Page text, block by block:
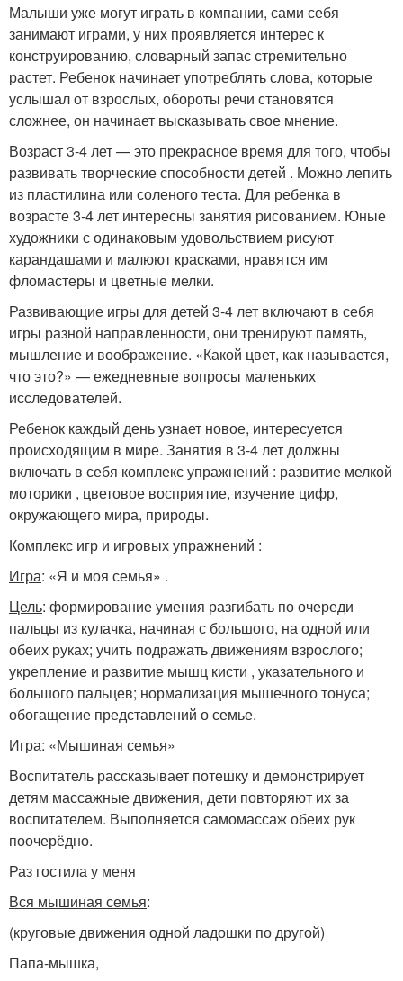
Малыши уже могут играть в компании, сами себя
занимают играми, у них проявляется интерес к
конструированию, словарный запас стремительно
растет. Ребенок начинает употреблять слова, которые
услышал от взрослых, обороты речи становятся
сложнее, он начинает высказывать свое мнение.
Возраст 3-4 лет — это прекрасное время для того, чтобы
развивать творческие способности детей . Можно лепить
из пластилина или соленого теста. Для ребенка в
возрасте 3-4 лет интересны занятия рисованием. Юные
художники с одинаковым удовольствием рисуют
карандашами и малюют красками, нравятся им
фломастеры и цветные мелки.
Развивающие игры для детей 3-4 лет включают в себя
игры разной направленности, они тренируют память,
мышление и воображение. «Какой цвет, как называется,
что это?» — ежедневные вопросы маленьких
исследователей.
Ребенок каждый день узнает новое, интересуется
происходящим в мире. Занятия в 3-4 лет должны
включать в себя комплекс упражнений : развитие мелкой
моторики , цветовое восприятие, изучение цифр,
окружающего мира, природы.
Комплекс игр и игровых упражнений :
Игра: «Я и моя семья» .
Цель: формирование умения разгибать по очереди
пальцы из кулачка, начиная с большого, на одной или
обеих руках; учить подражать движениям взрослого;
укрепление и развитие мышц кисти , указательного и
большого пальцев; нормализация мышечного тонуса;
обогащение представлений о семье.
Игра: «Мышиная семья»
Воспитатель рассказывает потешку и демонстрирует
детям массажные движения, дети повторяют их за
воспитателем. Выполняется самомассаж обеих рук
поочерёдно.
Раз гостила у меня
Вся мышиная семья:
(круговые движения одной ладошки по другой)
Папа-мышка,